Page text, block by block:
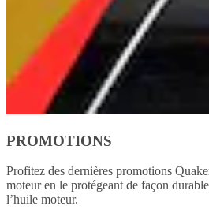
PROMOTIONS
Profitez des dernières promotions
moteur en le protégeant de façon
l’huile moteur.